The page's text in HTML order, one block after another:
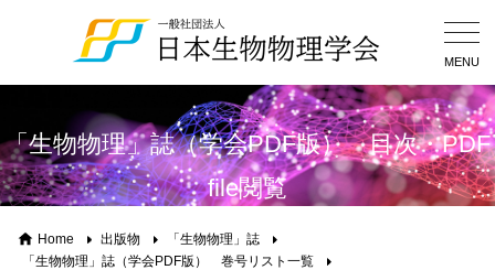
MENU
「生物物理」誌（学会PDF版） 目次・PDF
file閲覧
Home 出版物
「生物物理」誌
「生物物理」誌（学会PDF版） 巻号リスト一覧